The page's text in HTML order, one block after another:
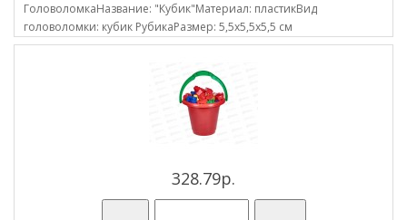
ГоловоломкаНазвание: "Кубик"Материал: пластикВид
головоломки: кубик РубикаРазмер: 5,5х5,5х5,5 см
328.79р.